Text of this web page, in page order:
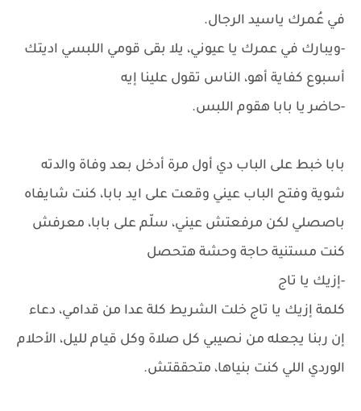
في عُمرك ياسيد الرجال.
-ويبارك في عمرك يا عيوني، يلا بقى قومي اللبسي اديتك
أسبوع كفاية أهو، الناس تقول علينا إيه
-حاضر يا بابا هقوم اللبس.
بابا خبط على الباب دي أول مرة أدخل بعد وفاة والدته
شوية وفتح الباب عيني وقعت على ايد بابا، كنت شايفاه
باصصلي لكن مرفعتش عيني، سلّم على بابا، معرفش
كنت مستنية حاجة وحشة هتحصل
-إزيك يا تاج
كلمة إزيك يا تاج خلت الشريط كلة عدا من قدامي، دعاء
إن ربنا يجعله من نصيبي كل صلاة وكل قيام لليل، الأحلام
الوردي اللي كنت بنياها، متحققتش.